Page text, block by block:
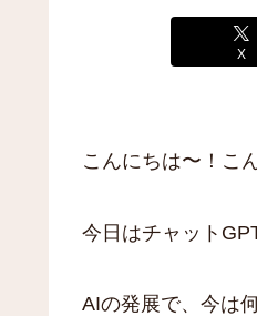
X
こんにちは〜！こ
今日はチャット
AIの発展で、今は